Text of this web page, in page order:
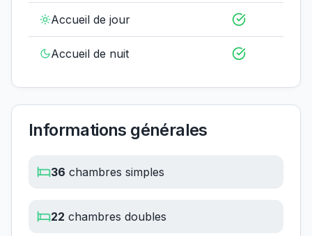
Accueil de jour
Accueil de nuit
Informations générales
36 chambres simples
22 chambres doubles